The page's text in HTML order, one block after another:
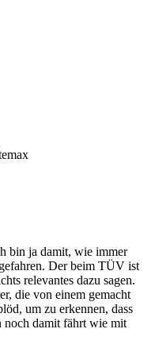
bin ja damit, wie immer
Der beim TÜV ist
relevantes dazu sagen.
die von einem gemacht
um zu erkennen, dass
noch damit fährt wie mit